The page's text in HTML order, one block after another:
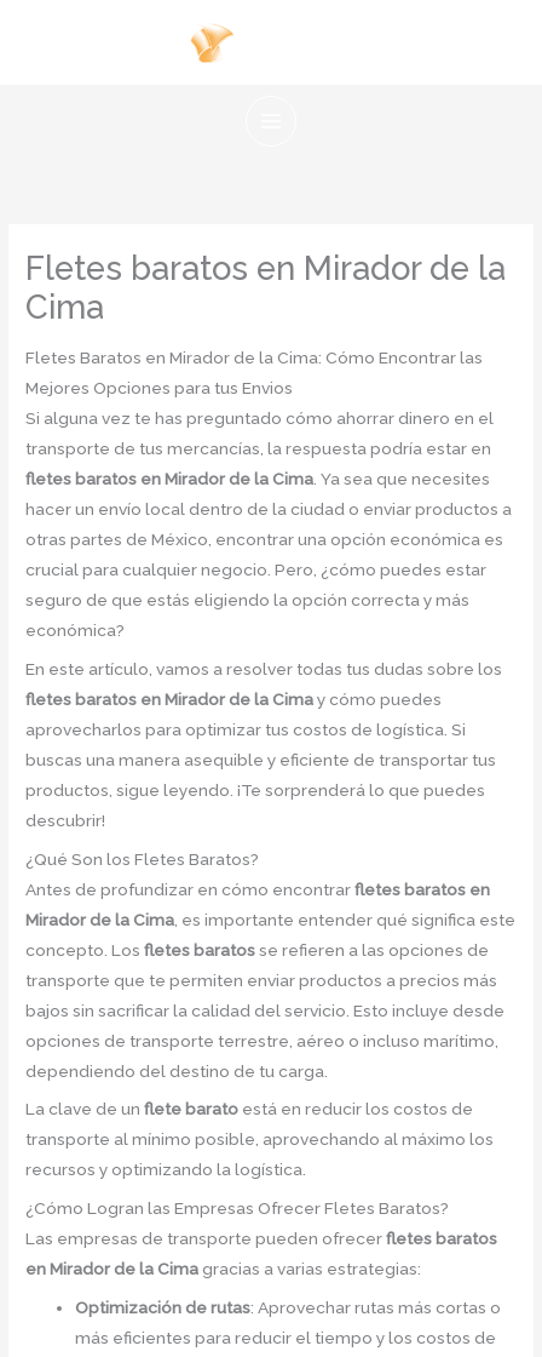
Fletes baratos en Mirador de la
Cima
Fletes Baratos en Mirador de la Cima: Cómo Encontrar las
Mejores Opciones para tus Envios
Si alguna vez te has preguntado cómo ahorrar dinero en el
transporte de tus mercancías, la respuesta podría estar en
fletes baratos en Mirador de la Cima . Ya sea que necesites
hacer un envío local dentro de la ciudad o enviar productos a
otras partes de México, encontrar una opción económica es
crucial para cualquier negocio. Pero, ¿cómo puedes estar
seguro de que estás eligiendo la opción correcta y más
económica?
En este artículo, vamos a resolver todas tus dudas sobre los
fletes baratos en Mirador de la Cimay cómo puedes
aprovecharlos para optimizar tus costos de logística. Si
buscas una manera asequible y eficiente de transportar tus
productos, sigue leyendo. ¡Te sorprenderá lo que puedes
descubrir!
¿Qué Son los Fletes Baratos?
Antes de profundizar en cómo encontrarfletes baratos en
Mirador de la Cima , es importante entender qué significa este
concepto. Losfletes baratosse refieren a las opciones de
transporte que te permiten enviar productos a precios más
bajos sin sacrificar la calidad del servicio. Esto incluye desde
opciones de transporte terrestre, aéreo o incluso marítimo,
dependiendo del destino de tu carga.
La clave de unflete barato está en reducir los costos de
transporte al mínimo posible, aprovechando al máximo los
recursos y optimizando la logística.
¿Cómo Logran las Empresas Ofrecer Fletes Baratos?
Las empresas de transporte pueden ofrecerfletes baratos
en Mirador de la Cima gracias a varias estrategias:
Optimización de rutas: Aprovechar rutas más cortas o
más eficientes para reducir el tiempo y los costos de